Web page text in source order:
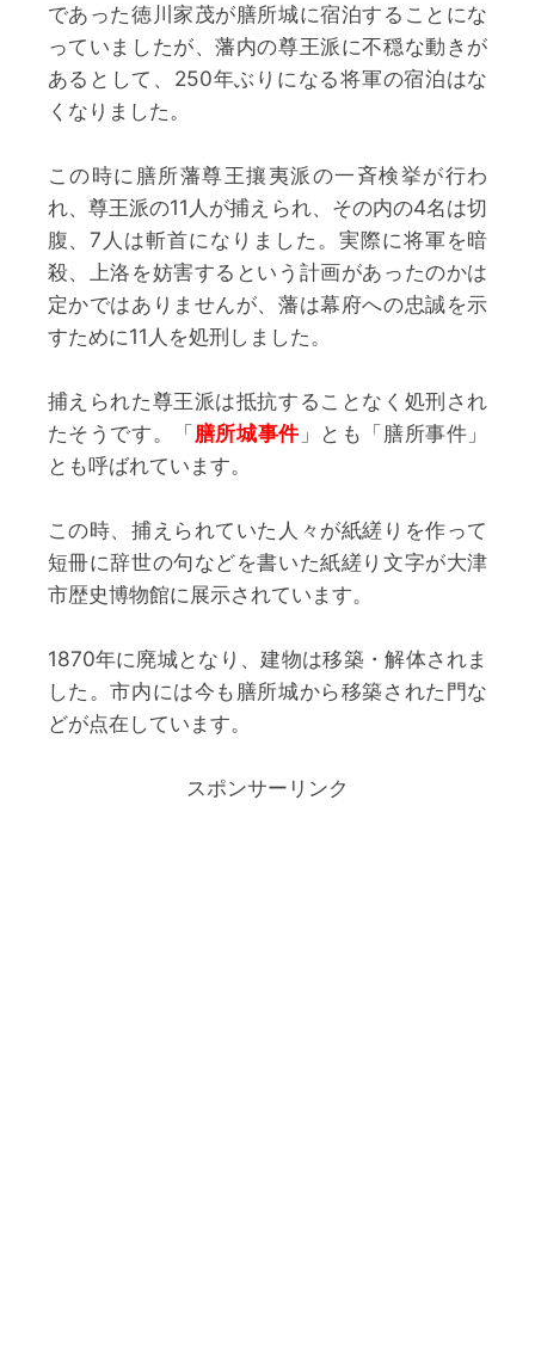
であった徳川家茂が膳所城に宿泊することにな
っていましたが、藩内の尊王派に不穏な動きが
あるとして、250年ぶりになる将軍の宿泊はな
くなりました。
この時に膳所藩尊王攘夷派の一斉検挙が行わ
れ、尊王派の11人が捕えられ、その内の4名は切
腹、7人は斬首になりました。実際に将軍を暗
殺、上洛を妨害するという計画があったのかは
定かではありませんが、藩は幕府への忠誠を示
すために11人を処刑しました。
捕えられた尊王派は抵抗することなく処刑され
たそうです。「膳所城事件」とも「膳所事件」
とも呼ばれています。
この時、捕えられていた人々が紙縒りを作って
短冊に辞世の句などを書いた紙縒り文字が大津
市歴史博物館に展示されています。
1870年に廃城となり、建物は移築・解体されま
した。市内には今も膳所城から移築された門な
どが点在しています。
スポンサーリンク